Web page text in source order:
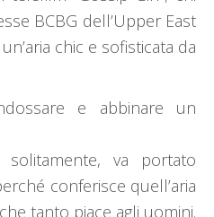
BCBG dell’Upper East
chic e sofisticata da
e abbinare un
va portato
conferisce quell’aria
tanto piace agli uomini.